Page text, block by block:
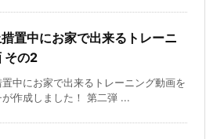
置中にお家で出来るトレーニ
その2
中にお家で出来るトレーニング動画を
作成しました！ 第二弾 ...